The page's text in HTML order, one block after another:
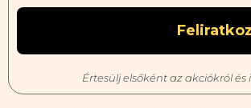
Értesülj elsőként az akciókról